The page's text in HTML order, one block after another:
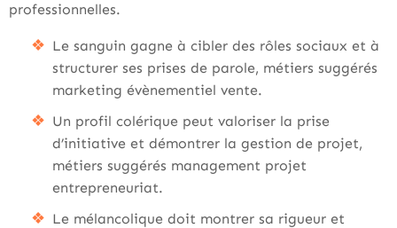
professionnelles.
Le sanguin gagne à cibler des rôles sociaux et à
structurer ses prises de parole, métiers suggérés
marketing évènementiel vente.
Un profil colérique peut valoriser la prise
d’initiative et démontrer la gestion de projet,
métiers suggérés management projet
entrepreneuriat.
Le mélancolique doit montrer sa rigueur et